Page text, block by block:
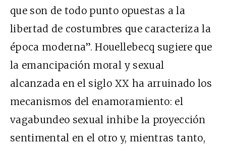
que son de todo punto opuestas a la
libertad de costumbres que caracteriza la
época moderna”. Houellebecq sugiere que
la emancipación moral y sexual
alcanzada en el siglo XX ha arruinado los
mecanismos del enamoramiento: el
vagabundeo sexual inhibe la proyección
sentimental en el otro y, mientras tanto,